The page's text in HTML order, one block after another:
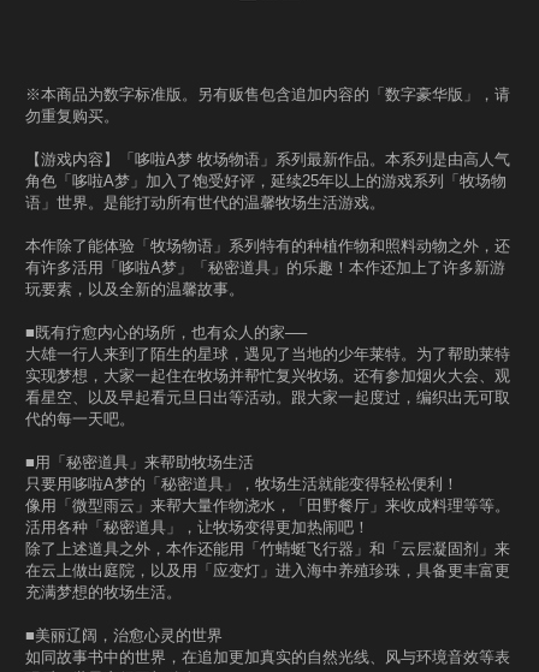
※本商品为数字标准版。另有贩售包含追加内容的「数字豪华版」，请
勿重复购买。
【游戏内容】「哆啦A梦 牧场物语」系列最新作品。本系列是由高人气
角色「哆啦A梦」加入了饱受好评，延续25年以上的游戏系列「牧场物
语」世界。是能打动所有世代的温馨牧场生活游戏。
本作除了能体验「牧场物语」系列特有的种植作物和照料动物之外，还
有许多活用「哆啦A梦」「秘密道具」的乐趣！本作还加上了许多新游
玩要素，以及全新的温馨故事。
■既有疗愈内心的场所，也有众人的家──
大雄一行人来到了陌生的星球，遇见了当地的少年莱特。为了帮助莱特
实现梦想，大家一起住在牧场并帮忙复兴牧场。还有参加烟火大会、观
看星空、以及早起看元旦日出等活动。跟大家一起度过，编织出无可取
代的每一天吧。
■用「秘密道具」来帮助牧场生活
只要用哆啦A梦的「秘密道具」，牧场生活就能变得轻松便利！
像用「微型雨云」来帮大量作物浇水，「田野餐厅」来收成料理等等。
活用各种「秘密道具」，让牧场变得更加热闹吧！
除了上述道具之外，本作还能用「竹蜻蜓飞行器」和「云层凝固剂」来
在云上做出庭院，以及用「应变灯」进入海中养殖珍珠，具备更丰富更
充满梦想的牧场生活。
■美丽辽阔，治愈心灵的世界
如同故事书中的世界，在追加更加真实的自然光线、风与环境音效等表